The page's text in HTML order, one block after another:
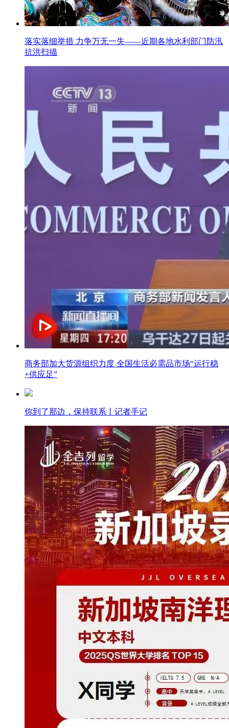
落实落细举措 力争万无一失——近期各地水利部门防汛
抗洪扫描
商务部加大货源组织力度 全国生活必需品市场“运行稳
+供应足”
你到了那边，保持联系丨记者手记